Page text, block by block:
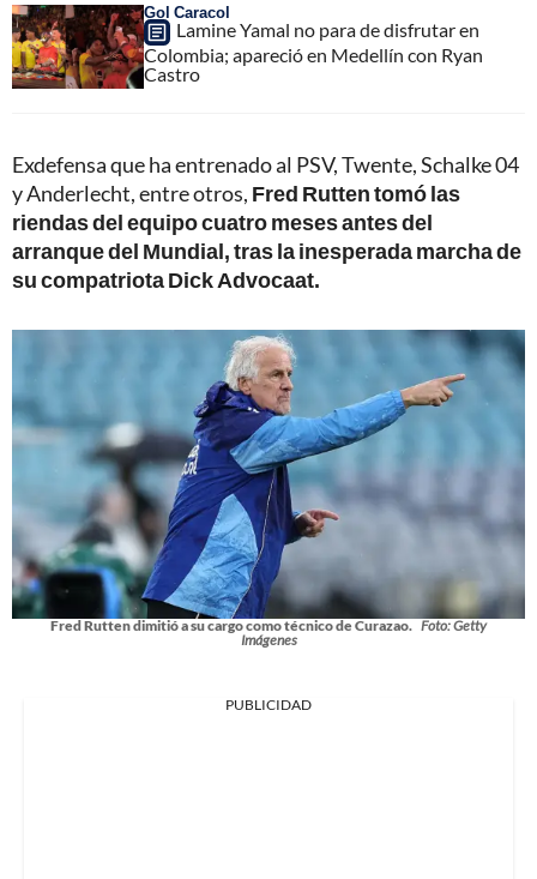
Gol Caracol
Lamine Yamal no para de disfrutar en
Colombia; apareció en Medellín con Ryan
Castro
Exdefensa que ha entrenado al PSV, Twente, Schalke 04
y Anderlecht, entre otros, Fred Rutten tomó las
riendas del equipo cuatro meses antes del
arranque del Mundial, tras la inesperada marcha de
su compatriota Dick Advocaat.
Fred Rutten dimitió a su cargo como técnico de Curazao. Foto: Getty
Imágenes
PUBLICIDAD